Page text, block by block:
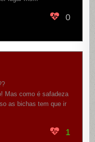
0
Mas como é safadeza
as bichas tem que ir
1